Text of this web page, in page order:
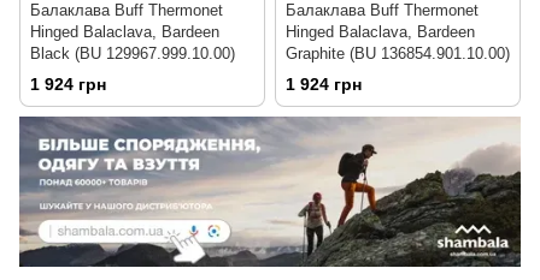
Балаклава Buff Thermonet
Hinged Balaclava, Bardeen
Black (BU 129967.999.10.00)
1 924 грн
Балаклава Buff Thermonet
Hinged Balaclava, Bardeen
Graphite (BU 136854.901.10.00)
1 924 грн